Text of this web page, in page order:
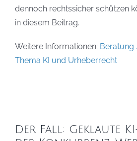
dennoch rechtssicher schützen
in diesem Beitrag.
Weitere Informationen:
Thema KI und Urheberrecht
Der Fall: Geklaute